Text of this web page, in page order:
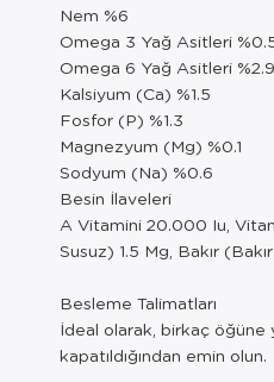
Nem %6
Omega 3 Yağ Asitleri
Omega 6 Yağ Asitleri %2.9
Kalsiyum (Ca) %1.5
Fosfor (P) %1.3
Magnezyum (Mg) %0.1
Sodyum (Na) %0.6
Besin İlaveleri
A Vitamini 20.000 Iu,
Susuz) 1.5 Mg, Bakır
Besleme Talimatları
İdeal olarak, birkaç öğüne
kapatıldığından emin olun.